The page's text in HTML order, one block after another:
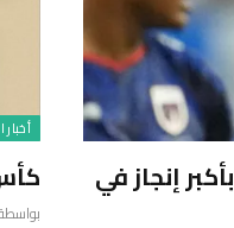
الرأس الأخضر يهزم النرويج ويفوز بكأس العالم 2026 بأكبر إنجاز في
أخبار
كأس العالم